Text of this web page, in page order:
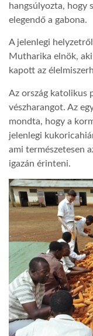
GLOBOZSARU
DOBRAVERO.HU
LATIMO.HU
GLOBOBOOK
hangsúlyozta, hogy
elegendő a gabona.
A jelenlegi
Mutharika elnök,
kapott az
Az ország katolikus
vészharangot. Az
mondta, hogy a
jelenlegi
ami természetesen
igazán érinteni.